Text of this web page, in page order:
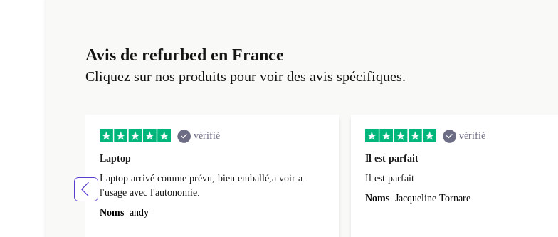
Avis de refurbed en France
Cliquez sur nos produits pour voir des avis spécifiques.
vérifié
Laptop
Laptop arrivé comme prévu, bien emballé,a voir a
l'usage avec l'autonomie.
Noms andy
vérifié
Il est parfait
Il est parfait
Noms Jacqueline Tornare